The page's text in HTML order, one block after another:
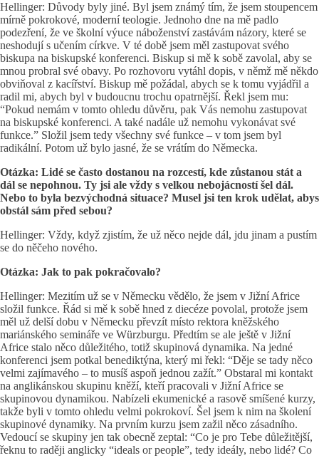
Hellinger: Důvody byly jiné. Byl jsem známý tím, že jsem stoupencem
mírně pokrokové, moderní teologie. Jednoho dne na mě padlo
podezření, že ve školní výuce náboženství zastávám názory, které se
neshodují s učením církve. V té době jsem měl zastupovat svého
biskupa na biskupské konferenci. Biskup si mě k sobě zavolal, aby se
mnou probral své obavy. Po rozhovoru vytáhl dopis, v němž mě někdo
obviňoval z kacířství. Biskup mě požádal, abych se k tomu vyjádřil a
radil mi, abych byl v budoucnu trochu opatrnější. Řekl jsem mu:
“Pokud nemám v tomto ohledu důvěru, pak Vás nemohu zastupovat
na biskupské konferenci. A také nadále už nemohu vykonávat své
funkce.” Složil jsem tedy všechny své funkce – v tom jsem byl
radikální. Potom už bylo jasné, že se vrátím do Německa.
Otázka: Lidé se často dostanou na rozcestí, kde zůstanou stát a
dál se nepohnou. Ty jsi ale vždy s velkou nebojácností šel dál.
Nebo to byla bezvýchodná situace? Musel jsi ten krok udělat, abys
obstál sám před sebou?
Hellinger: Vždy, když zjistím, že už něco nejde dál, jdu jinam a pustím
se do něčeho nového.
Otázka: Jak to pak pokračovalo?
Hellinger: Mezitím už se v Německu vědělo, že jsem v Jižní Africe
složil funkce. Řád si mě k sobě hned z diecéze povolal, protože jsem
měl už delší dobu v Německu převzít místo rektora kněžského
mariánského semináře ve Würzburgu. Předtím se ale ještě v Jižní
Africe stalo něco důležitého, totiž skupinová dynamika. Na jedné
konferenci jsem potkal benediktýna, který mi řekl: “Děje se tady něco
velmi zajímavého – to musíš aspoň jednou zažít.” Obstaral mi kontakt
na anglikánskou skupinu kněží, kteří pracovali v Jižní Africe se
skupinovou dynamikou. Nabízeli ekumenické a rasově smíšené kurzy,
takže byli v tomto ohledu velmi pokrokoví. Šel jsem k nim na školení
skupinové dynamiky. Na prvním kurzu jsem zažil něco zásadního.
Vedoucí se skupiny jen tak obecně zeptal: “Co je pro Tebe důležitější,
řeknu to raději anglicky “ideals or people”, tedy ideály, nebo lidé? Co